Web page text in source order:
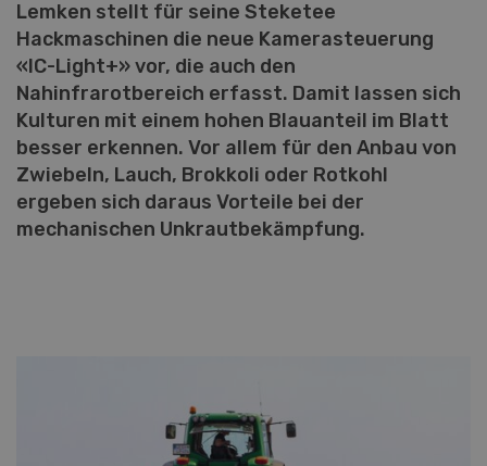
Lemken stellt für seine Steketee
Hackmaschinen die neue Kamerasteuerung
«IC-Light+» vor, die auch den
Nahinfrarotbereich erfasst. Damit lassen sich
Kulturen mit einem hohen Blauanteil im Blatt
besser erkennen. Vor allem für den Anbau von
Zwiebeln, Lauch, Brokkoli oder Rotkohl
ergeben sich daraus Vorteile bei der
mechanischen Unkrautbekämpfung.